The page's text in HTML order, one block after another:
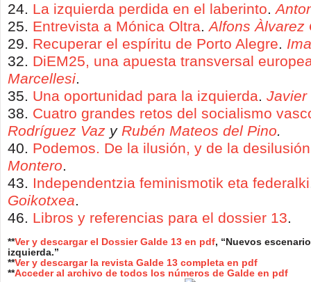
24. La izquierda perdida en el laberinto.
25. Entrevista a Mónica Oltra.Alfons Àlvarez
29. Recuperar el espíritu de Porto Alegre.
32. DiEM25, una apuesta transversal
Marcellesi.
35. Una oportunidad para la izquierda. Javier
38. Cuatro grandes retos del socialismo
Rodríguez Vaz y Rubén Mateos del Pino.
40. Podemos. De la ilusión, y de la desilusión
Montero.
43. Independentzia feminismotik eta federalki
Goikotxea.
46. Libros y referencias para el dossier 13.
**Ver y descargar el Dossier Galde 13 en pdf, “Nuevos
izquierda.”
**Ver y descargar la revista Galde 13 completa en pdf
**Acceder al archivo de todos los números de Galde en pdf